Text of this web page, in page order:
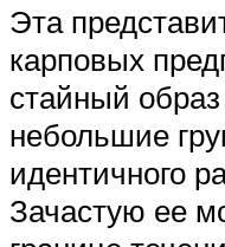
Эта
карповых
стайный
небольшие
идентичного
Зачастую ее